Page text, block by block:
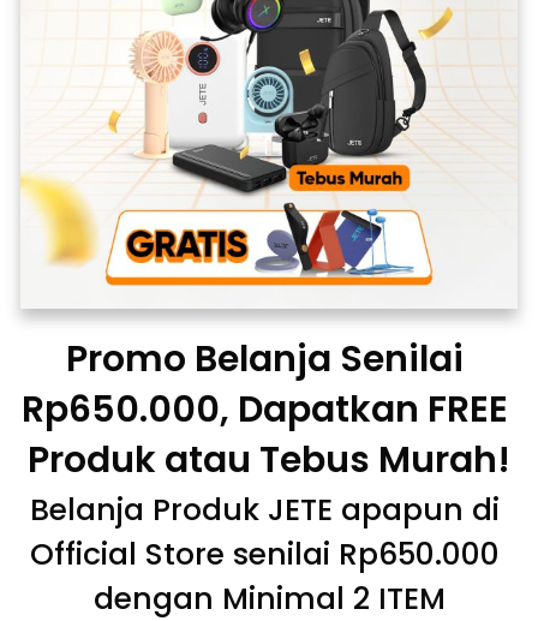
Promo Belanja Senilai
Rp650.000, Dapatkan FREE
Produk atau Tebus Murah!
Belanja Produk JETE apapun di
Official Store senilai Rp650.000
dengan Minimal 2 ITEM